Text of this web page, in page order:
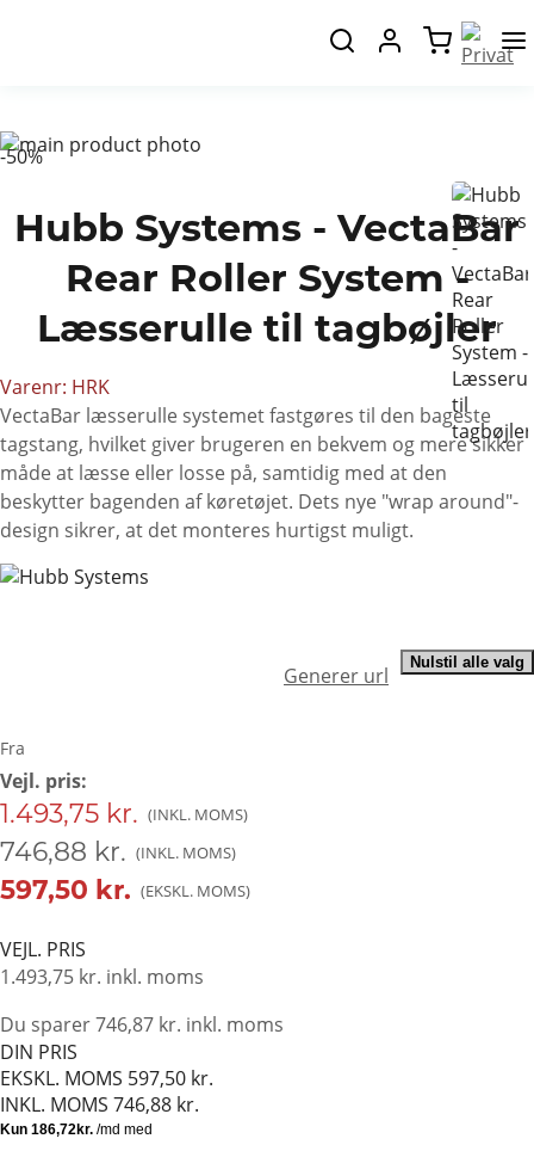
-50%
Hubb Systems - VectaBar
Rear Roller System -
Læsserulle til tagbøjler
Varenr HRK
VectaBar læsserulle systemet fastgøres til den bageste
tagstang, hvilket giver brugeren en bekvem og mere sikker
måde at læsse eller losse på, samtidig med at den
beskytter bagenden af ​​køretøjet. Dets nye "wrap around"-
design sikrer, at det monteres hurtigst muligt.
Nulstil alle valg
Generer url
Fra
746,88 kr.
597,50 kr.
Vejl. pris:
1.493,75 kr.
VEJL. PRIS
1.493,75 kr. inkl. moms
Du sparer 746,87 kr. inkl. moms
DIN PRIS
EKSKL. MOMS 597,50 kr.
INKL. MOMS 746,88 kr.